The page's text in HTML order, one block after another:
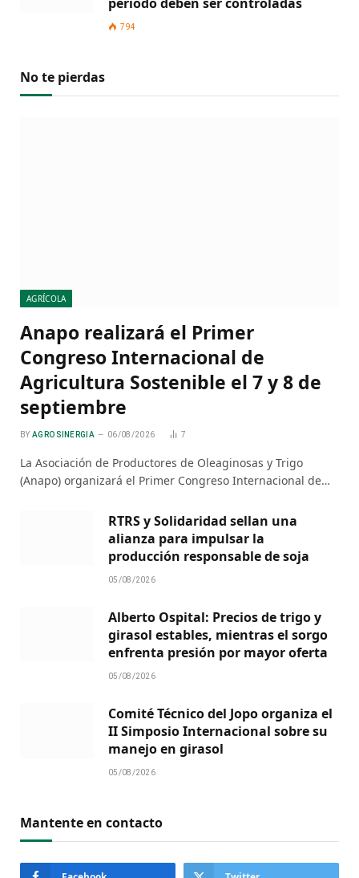
794
No te pierdas
AGRÍCOLA
Anapo realizará el Primer
Congreso Internacional de
Agricultura Sostenible el 7 y 8 de
septiembre
BY AGRO SINERGIA 06/08/2026 7
La Asociación de Productores de Oleaginosas y Trigo
(Anapo) organizará el Primer Congreso Internacional de…
RTRS y Solidaridad sellan una
alianza para impulsar la
producción responsable de soja
05/08/2026
Alberto Ospital: Precios de trigo y
girasol estables, mientras el sorgo
enfrenta presión por mayor oferta
05/08/2026
Comité Técnico del Jopo organiza el
II Simposio Internacional sobre su
manejo en girasol
05/08/2026
Mantente en contacto